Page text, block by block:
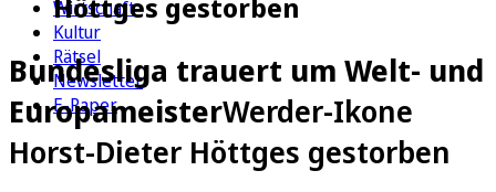
Wirtschaft
Kultur
Rätsel
Newsletter
E-Paper
Bundesliga trauert um Welt- und
EuropameisterWerder-Ikone
Horst-Dieter Höttges gestorben